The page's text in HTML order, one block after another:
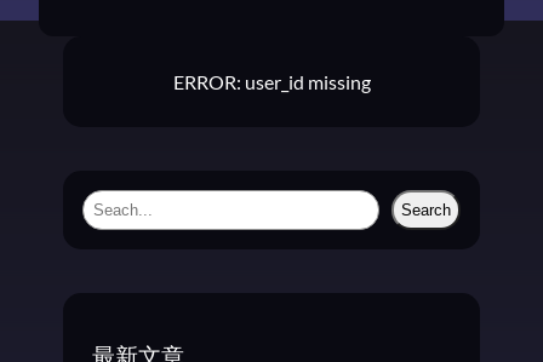
ERROR: user_id missing
S
Search